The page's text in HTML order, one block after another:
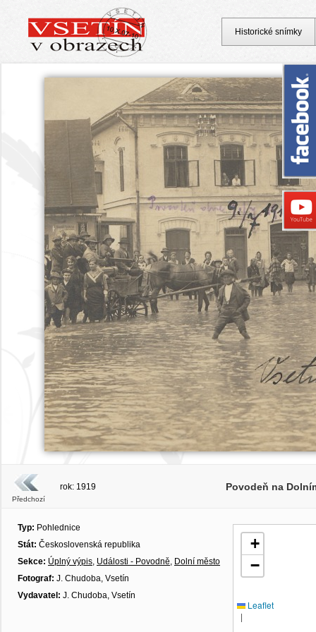
Předchozí
rok: 1919 Povodeň na
Typ: Pohlednice
Stát: Československá republika
Sekce: Úplný výpis, Události - Povodně, Dolní město
Fotograf: J. Chudoba, Vsetín
Vydavatel: J. Chudoba, Vsetín
+
−
Leaflet
|
Historické snímky